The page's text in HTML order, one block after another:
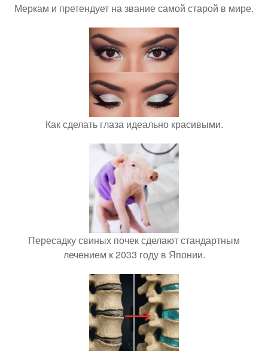
Меркам и претендует на звание самой старой в мире.
Как сделать глаза идеально красивыми.
Пересадку свиных почек сделают стандартным
лечением к 2033 году в Японии.